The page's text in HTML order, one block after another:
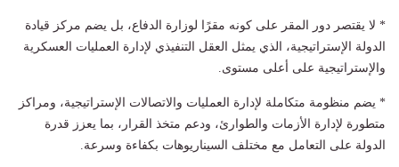
* لا يقتصر دور المقر على كونه مقرًا لوزارة الدفاع، بل يضم مركز قيادة
الدولة الإستراتيجية، الذي يمثل العقل التنفيذي لإدارة العمليات العسكرية
والإستراتيجية على أعلى مستوى.
* يضم منظومة متكاملة لإدارة العمليات والاتصالات الإستراتيجية، ومراكز
متطورة لإدارة الأزمات والطوارئ، ودعم متخذ القرار، بما يعزز قدرة
الدولة على التعامل مع مختلف السيناريوهات بكفاءة وسرعة.